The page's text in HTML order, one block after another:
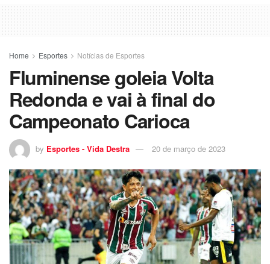
Home Esportes Notícias de Esportes
Fluminense goleia Volta
Redonda e vai à final do
Campeonato Carioca
by Esportes - Vida Destra 20 de março de 2023